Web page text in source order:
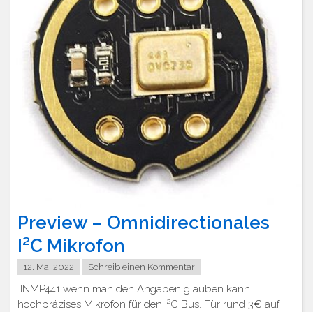
Preview – Omnidirectionales
I²C Mikrofon
12. Mai 2022 Schreib einen Kommentar
INMP441 wenn man den Angaben glauben kann
hochpräzises Mikrofon für den I²C Bus. Für rund 3€ auf